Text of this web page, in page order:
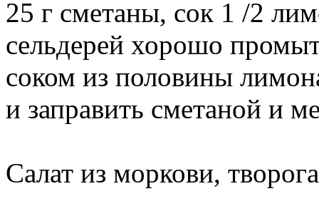
25 г сметаны, сок 1 /2
сельдерей хорошо
соком из половины
и заправить сметаной и
Салат из моркови,